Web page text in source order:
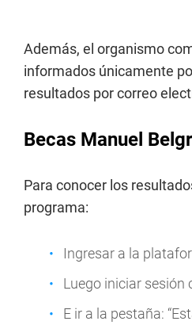
Además, el organismo
informados únicamente
resultados por correo
Becas Manuel
Para conocer los
programa:
Ingresar a la
Luego iniciar sesión
E ir a la pestaña: